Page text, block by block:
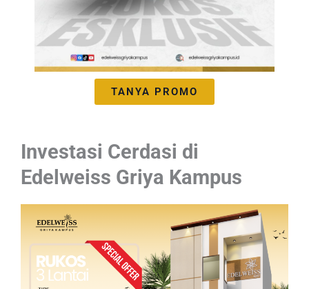
TANYA PROMO
Investasi Cerdasi di
Edelweiss Griya Kampus